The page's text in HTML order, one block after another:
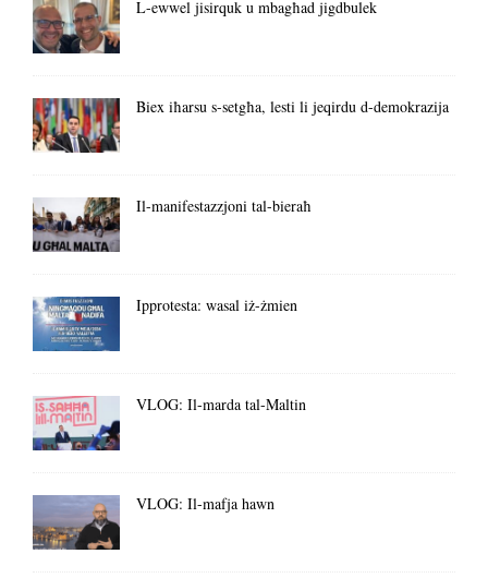
L-ewwel jisirquk u mbagħad jigdbulek
Biex iħarsu s-setgħa, lesti li jeqirdu d-demokrazija
Il-manifestazzjoni tal-bieraħ
Ipprotesta: wasal iż-żmien
VLOG: Il-marda tal-Maltin
VLOG: Il-mafja hawn